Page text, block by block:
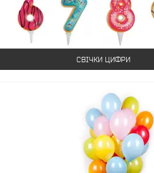
СВІЧКИ ЦИФРИ